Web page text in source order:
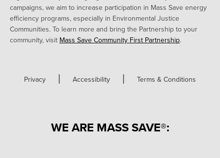
campaigns, we aim to increase participation in Mass Save energy
efficiency programs, especially in Environmental Justice
Communities. To learn more and bring the Partnership to your
community, visit Mass Save Community First Partnership.
Privacy Accessibility Terms & Conditions
WE ARE MASS SAVE®: